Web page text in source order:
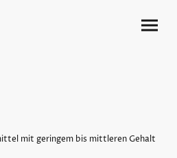
mit geringem bis mittleren Gehalt